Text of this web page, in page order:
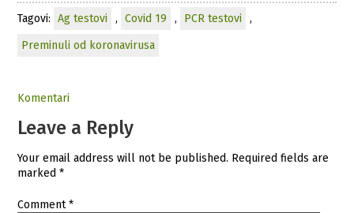
Tagovi: Ag testovi , Covid 19 , PCR testovi
,
Preminuli od koronavirusa
Komentari
Leave a Reply
Your email address will not be published. Required fields are
marked*
Comment*